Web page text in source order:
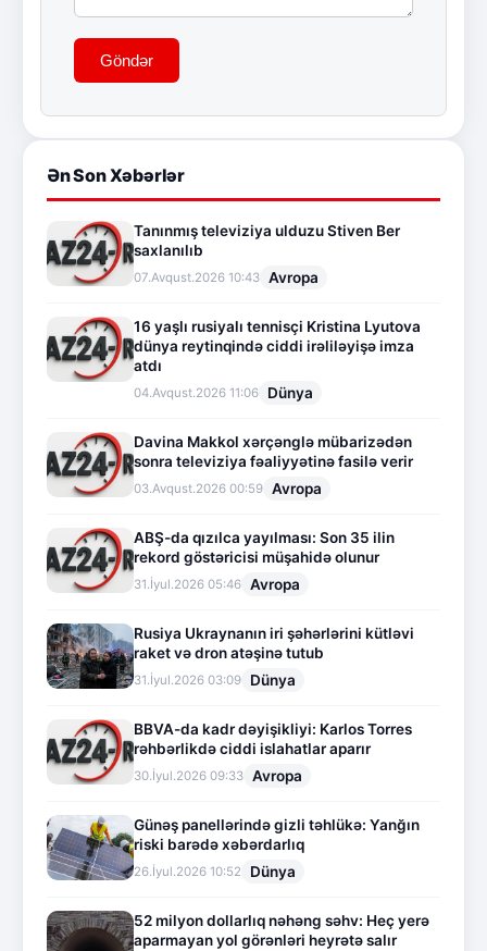
Göndər
Ən Son Xəbərlər
Tanınmış televiziya ulduzu Stiven Ber
saxlanılıb
07.Avqust.2026 10:43 Avropa
16 yaşlı rusiyalı tennisçi Kristina Lyutova
dünya reytinqində ciddi irəliləyişə imza
atdı
04.Avqust.2026 11:06 Dünya
Davina Makkol xərçənglə mübarizədən
sonra televiziya fəaliyyətinə fasilə verir
03.Avqust.2026 00:59 Avropa
ABŞ-da qızılca yayılması: Son 35 ilin
rekord göstəricisi müşahidə olunur
31.İyul.2026 05:46 Avropa
Rusiya Ukraynanın iri şəhərlərini kütləvi
raket və dron atəşinə tutub
31.İyul.2026 03:09 Dünya
BBVA-da kadr dəyişikliyi: Karlos Torres
rəhbərlikdə ciddi islahatlar aparır
30.İyul.2026 09:33 Avropa
Günəş panellərində gizli təhlükə: Yanğın
riski barədə xəbərdarlıq
26.İyul.2026 10:52 Dünya
52 milyon dollarlıq nəhəng səhv: Heç yerə
aparmayan yol görənləri heyrətə salır